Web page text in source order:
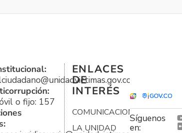
o fijo: 157
ENLACES
DE
INTERÉS
COMUNICACIONES
LA UNIDAD
Síguenos
en: